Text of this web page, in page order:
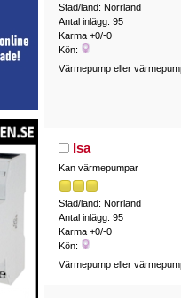
Stad/land: Norrland
Antal inlägg: 95
Karma +0/-0
Kön:
Värmepump eller
Isa
Kan värmepumpar
Stad/land: Norrland
Antal inlägg: 95
Karma +0/-0
Kön:
Värmepump eller